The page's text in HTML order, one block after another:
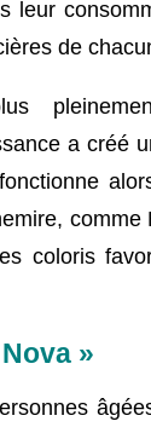
leur
de
a créé
comme
coloris
»